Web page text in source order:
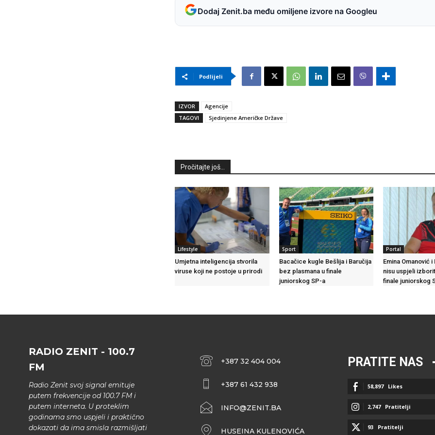
Dodaj Zenit.ba među omiljene izvore na Googleu
Podlijeli
IZVOR
Agencije
TAGOVI
Sjedinjene Američke Države
Pročitajte još...
Lifestyle
Umjetna inteligencija stvorila
viruse koji ne postoje u prirodi
Sport
Bacačice kugle Bešlija i Baručija
bez plasmana u finale
juniorskog SP-a
Portal
Emina Omanović i
nisu uspjeli
finale juniorskog
RADIO ZENIT - 100.7
FM
Radio Zenit svoj signal emituje
putem frekvencije od 100.7 FM i
putem interneta. U proteklim
godinama smo uspjeli i praktično
dokazati da ima smisla razmišljati
+387 32 404 004
+387 61 432 938
INFO@ZENIT.BA
HUSEINA KULENOVIĆA
PRATITE NAS
58,897 Likes
2,747 Pratitelji
93 Pratitelji